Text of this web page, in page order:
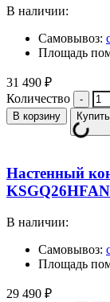
В наличии:
Самовывоз:
Площадь
31 490 ₽
Количество
В корзину
Настенный
В наличии:
Самовывоз:
Площадь
29 490 ₽